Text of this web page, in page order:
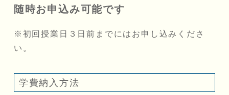
随時お申込み可能です
初回授業日３日前までにはお申し込みくださ
い。
学費納入方法